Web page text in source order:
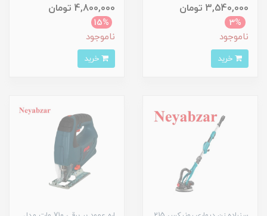
3,540,000 تومان
3%
ناموجود
4,800,000 تومان
15%
ناموجود